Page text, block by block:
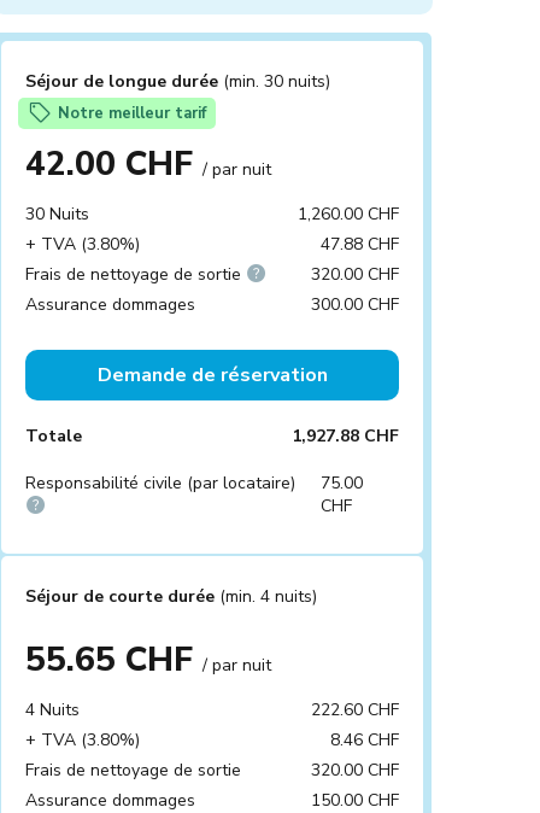
Séjour de longue durée (min. 30 nuits)
Notre meilleur tarif
42.00 CHF/ par nuit
30 Nuits
1,260.00 CHF
+ TVA (3.80%)
47.88 CHF
Frais de nettoyage de sortie
320.00 CHF
Assurance dommages
300.00 CHF
Demande de réservation
Totale 1,927.88 CHF
Responsabilité civile (par locataire)
75.00
CHF
Séjour de courte durée (min. 4 nuits)
55.65 CHF/ par nuit
4 Nuits
222.60 CHF
+ TVA (3.80%)
8.46 CHF
Frais de nettoyage de sortie
320.00 CHF
Assurance dommages
150.00 CHF